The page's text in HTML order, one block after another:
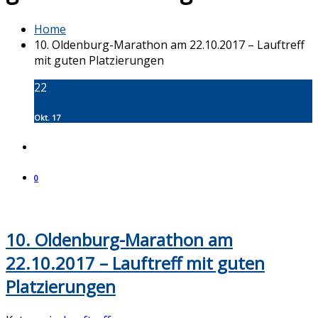
Home
10. Oldenburg-Marathon am 22.10.2017 – Lauftreff
mit guten Platzierungen
22
Okt. 17
0
10. Oldenburg-Marathon am
22.10.2017 – Lauftreff mit guten
Platzierungen